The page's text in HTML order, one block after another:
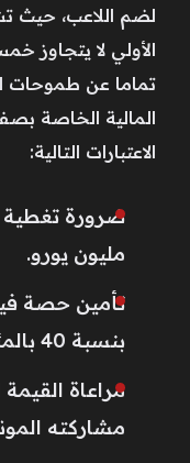
لضم اللاعب، حيث
الأولي لا يتجاوز
تماما عن طموحات
المالية الخاصة
الاعتبارات التالية:
مليون يورو.
تأمين حصة
بنسبة 40 بالمئة.
مراعاة
مشاركته